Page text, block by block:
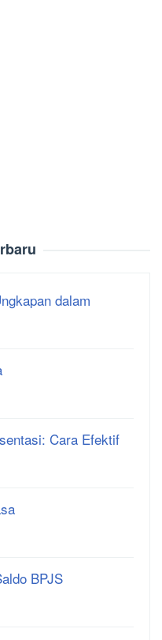
dalam
Cara Efektif
BPJS